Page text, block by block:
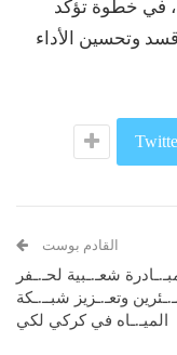
في خطوة تؤكد
وتحسين الأداء
القادم بوست
شعـ.ـبية لحـ.ـفر
وتعـ.ـزيز شبــ.ـكة
الميـ.ـاه في كركي لكي